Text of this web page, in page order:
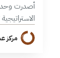
أصدرت وحدة
برصد
مركز